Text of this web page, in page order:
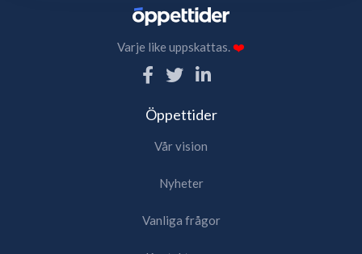
Varje like uppskattas.❤️
Öppettider
Vår vision
Nyheter
Vanliga frågor